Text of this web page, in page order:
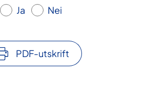
Ja Nei
PDF-utskrift